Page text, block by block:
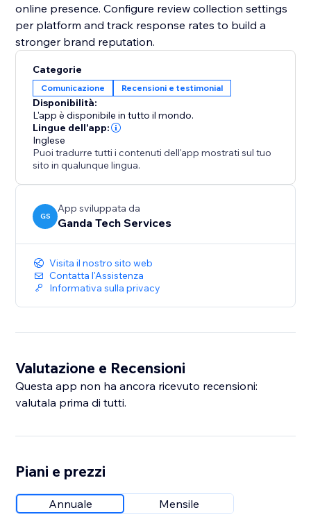
online presence. Configure review collection settings
per platform and track response rates to build a
stronger brand reputation.
Categorie
Comunicazione Recensioni e testimonial
Disponibilità:
L'app è disponibile in tutto il mondo.
Lingue dell'app:
Inglese
Puoi tradurre tutti i contenuti dell'app mostrati sul tuo
sito in qualunque lingua.
GS
App sviluppata da
Ganda Tech Services
Visita il nostro sito web
Contatta l'Assistenza
Informativa sulla privacy
Valutazione e Recensioni
Questa app non ha ancora ricevuto recensioni:
valutala prima di tutti.
Piani e prezzi
Annuale Mensile